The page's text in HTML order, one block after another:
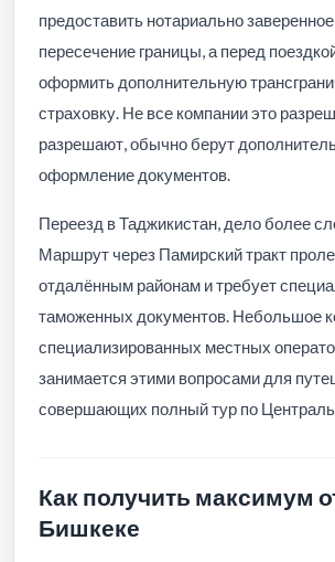
предоставить нотариально
пересечение границы, а перед
оформить дополнительную
страховку. Не все компании это
разрешают, обычно берут
оформление документов.
Переезд в Таджикистан, дело более
Маршрут через Памирский тракт
отдалённым районам и требует
таможенных документов. Небольшое
специализированных местных
занимается этими вопросами для
совершающих полный тур по
Как получить максимум
Бишкеке